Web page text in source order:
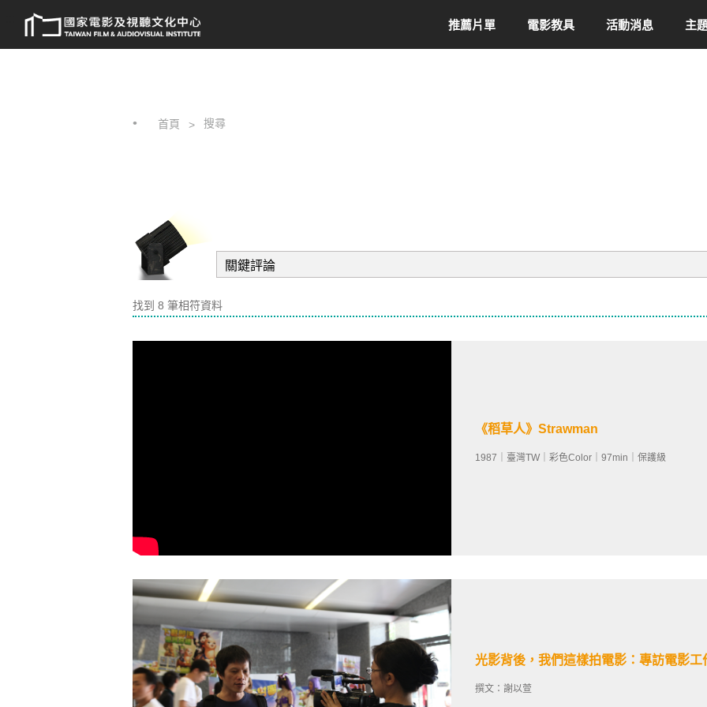
推薦片單 電影教具 活動消息 主
首頁 搜尋
找到 8 筆相符資料
《稻草人》Strawman
1987｜臺灣TW｜彩色Color｜97min｜保護級
光影背後，我們這樣拍電影：專訪電影工
撰文：謝以萱